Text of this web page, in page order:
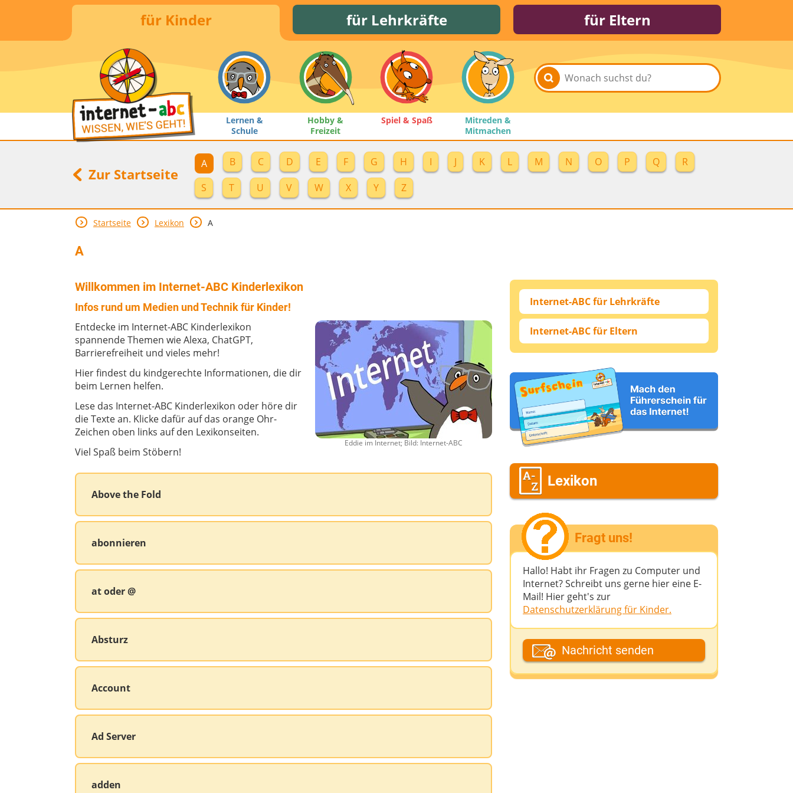
für Kinder für Lehrkräfte für Eltern
Lernen &
Schule
Hobby &
Freizeit
Spiel & Spaß
Mitreden &
Mitmachen
Zur Startseite
A B C D E F G H I J K L M N O P Q
R
S
T U V W X Y Z
Startseite Lexikon A
A
Willkommen im Internet-ABC Kinderlexikon
Infos rund um Medien und Technik für Kinder!
Eddie im Internet; Bild: Internet-ABC
Entdecke im Internet-ABC Kinderlexikon
spannende Themen wie Alexa, ChatGPT,
Barrierefreiheit und vieles mehr!
Hier findest du kindgerechte Informationen, die dir
beim Lernen helfen.
Lese das Internet-ABC Kinderlexikon oder höre dir
die Texte an. Klicke dafür auf das orange Ohr-
Zeichen oben links auf den Lexikonseiten.
Viel Spaß beim Stöbern!
Above the Fold
abonnieren
at oder @
Absturz
Account
Ad Server
adden
Internet-ABC für Lehrkräfte
Internet-ABC für Eltern
Lexikon
Fragt uns!
Hallo! Habt ihr Fragen zu Computer und
Internet? Schreibt uns gerne hier eine E-
Mail! Hier geht's zur
Datenschutzerklärung für Kinder.
Dein Fantasiename
Nachricht senden